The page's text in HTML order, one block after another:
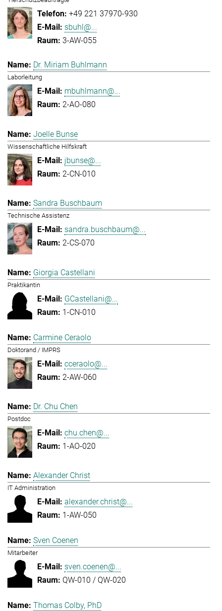
+49 221 37970-930
sbuhl@...
3-AW-055
Dr. Miriam Buhlmann
Laborleitung
mbuhlmann@...
2-AO-080
Joelle Bunse
Wissenschaftliche Hilfskraft
jbunse@...
2-CN-010
Sandra Buschbaum
Technische Assistenz
sandra.buschbaum@...
2-CS-070
Giorgia Castellani
Praktikantin
GCastellani@...
1-CN-010
Carmine Ceraolo
Doktorand / IMPRS
cceraolo@...
2-AW-060
Dr. Chu Chen
Postdoc
chu.chen@...
1-AO-020
Alexander Christ
IT Administration
alexander.christ@...
1-AW-050
Sven Coenen
Mitarbeiter
sven.coenen@...
QW-010 / QW-020
Thomas Colby, PhD